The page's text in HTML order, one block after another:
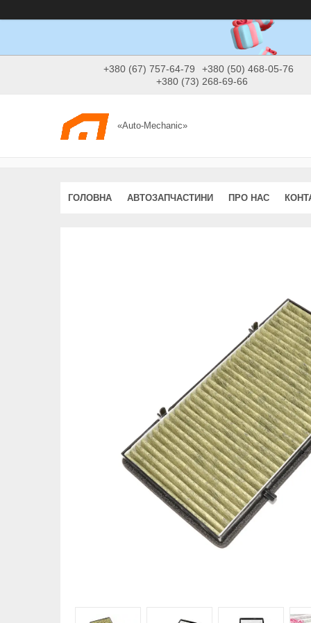
+380 (67) 757-64-79
+380 (50) 468-05-76
+380 (73) 268-69-66
«Auto-Mechanic»
ГОЛОВНА АВТОЗАПЧАСТИНИ ПРО НАС